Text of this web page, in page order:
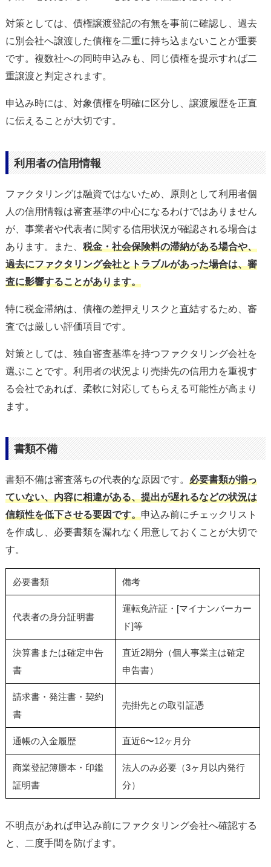
対策としては、債権譲渡登記の有無を事前に確認し、過去
に別会社へ譲渡した債権を二重に持ち込まないことが重要
です。複数社への同時申込みも、同じ債権を提示すれば二
重譲渡と判定されます。
申込み時には、対象債権を明確に区分し、譲渡履歴を正直
に伝えることが大切です。
利用者の信用情報
ファクタリングは融資ではないため、原則として利用者個
人の信用情報は審査基準の中心になるわけではありません
が、事業者や代表者に関する信用状況が確認される場合は
あります。また、 税金・社会保険料の滞納がある場合や、
過去にファクタリング会社とトラブルがあった場合は、審
査に影響することがあります。
特に税金滞納は、債権の差押えリスクと直結するため、審
査では厳しい評価項目です。
対策としては、独自審査基準を持つファクタリング会社を
選ぶことです。利用者の状況より売掛先の信用力を重視す
る会社であれば、柔軟に対応してもらえる可能性が高まり
ます。
書類不備
書類不備は審査落ちの代表的な原因です。 必要書類が揃っ
ていない、内容に相違がある、提出が遅れるなどの状況は
信頼性を低下させる要因です。申込み前にチェックリスト
を作成し、必要書類を漏れなく用意しておくことが大切で
す。
必要書類 備考
代表者の身分証明書
運転免許証・[マイナンバーカー
ド]等
決算書または確定申告
書
直近2期分（個人事業主は確定
申告書）
請求書・発注書・契約
書
売掛先との取引証憑
通帳の入金履歴 直近6〜12ヶ月分
商業登記簿謄本・印鑑
証明書
法人のみ必要（3ヶ月以内発行
分）
不明点があれば申込み前にファクタリング会社へ確認する
と、二度手間を防げます。